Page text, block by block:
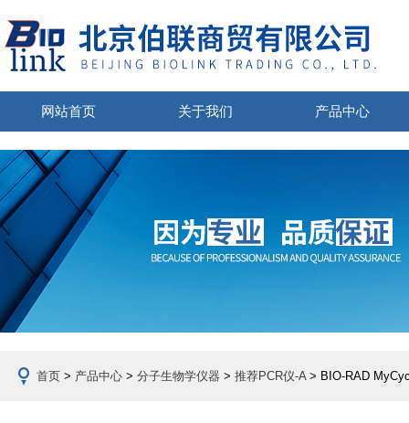
网站首页 关于我们 产品中心
首页 > 产品中心 > 分子生物学仪器 > 推荐PCR仪-A> BIO-RAD